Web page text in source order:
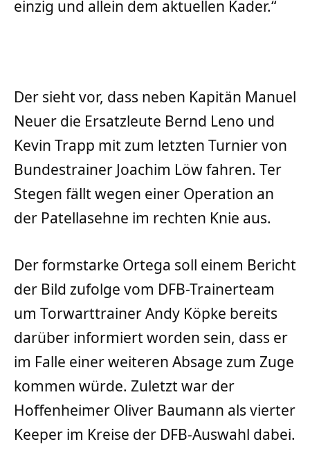
einzig und allein dem aktuellen Kader.“
Der sieht vor, dass neben Kapitän Manuel
Neuer die Ersatzleute Bernd Leno und
Kevin Trapp mit zum letzten Turnier von
Bundestrainer Joachim Löw fahren. Ter
Stegen fällt wegen einer Operation an
der Patellasehne im rechten Knie aus.
Der formstarke Ortega soll einem Bericht
der Bild zufolge vom DFB-Trainerteam
um Torwarttrainer Andy Köpke bereits
darüber informiert worden sein, dass er
im Falle einer weiteren Absage zum Zuge
kommen würde. Zuletzt war der
Hoffenheimer Oliver Baumann als vierter
Keeper im Kreise der DFB-Auswahl dabei.